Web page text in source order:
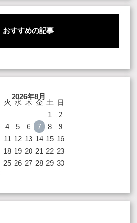
おすすめの記事
2026年8月
火 水 木 金 土
日
1
2
4 5 6 7 8
9
11 12 13 14 15 16
18 19 20 21 22 23
25 26 27 28 29 30